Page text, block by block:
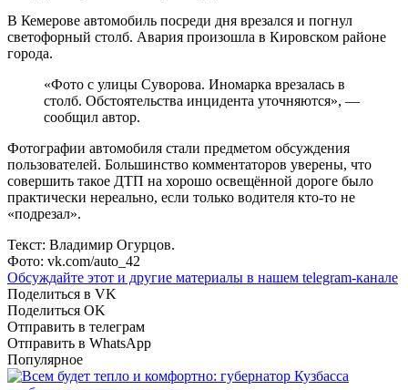
В Кемерове автомобиль посреди дня врезался и погнул
светофорный столб. Авария произошла в Кировском районе
города.
«Фото с улицы Суворова. Иномарка врезалась в
столб. Обстоятельства инцидента уточняются», —
сообщил автор.
Фотографии автомобиля стали предметом обсуждения
пользователей. Большинство комментаторов уверены, что
совершить такое ДТП на хорошо освещённой дороге было
практически нереально, если только водителя кто-то не
«подрезал».
Текст: Владимир Огурцов.
Фото: vk.com/auto_42
Обсуждайте этот и другие материалы в нашем telegram-канале
Поделиться в VK
Поделиться OK
Отправить в телеграм
Отправить в WhatsApp
Популярное